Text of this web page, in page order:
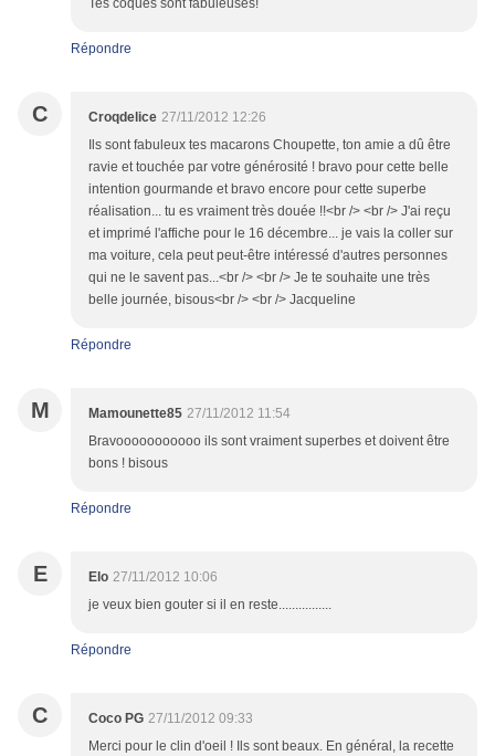
Tes coques sont fabuleuses!
Répondre
C Croqdelice 27/11/2012 12:26
Ils sont fabuleux tes macarons Choupette, ton amie a dû être
ravie et touchée par votre générosité ! bravo pour cette belle
intention gourmande et bravo encore pour cette superbe
réalisation... tu es vraiment très douée !!<br /> <br /> J'ai reçu
et imprimé l'affiche pour le 16 décembre... je vais la coller sur
ma voiture, cela peut peut-être intéressé d'autres personnes
qui ne le savent pas...<br /> <br /> Je te souhaite une très
belle journée, bisous<br /> <br /> Jacqueline
Répondre
M Mamounette85 27/11/2012 11:54
Bravooooooooooo ils sont vraiment superbes et doivent être
bons ! bisous
Répondre
E Elo 27/11/2012 10:06
je veux bien gouter si il en reste................
Répondre
C Coco PG 27/11/2012 09:33
Merci pour le clin d'oeil ! Ils sont beaux. En général, la recette